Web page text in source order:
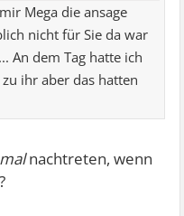
Mega die ansage
nicht für Sie da war
An dem Tag hatte ich
ihr aber das hatten
nachtreten, wenn